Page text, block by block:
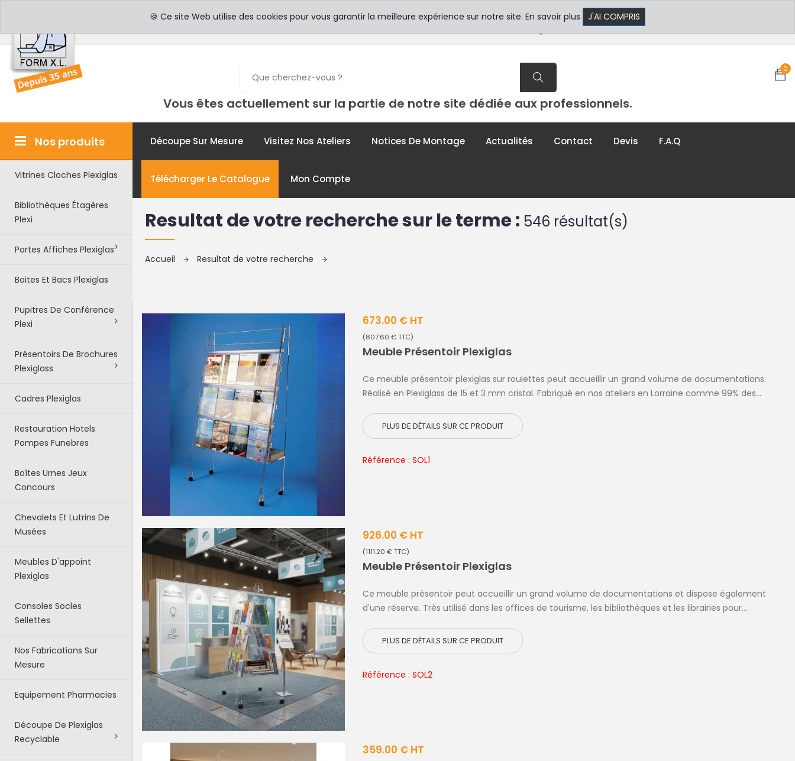
PROFESSIONNELS PARTICULIERS 8h00 - 17h30
+33 3 29 80 78 32
contact@formxl.com
Vous êtes actuellement sur la partie de notre site dédiée aux professionnels.
0
Nos produits
Vitrines Cloches Plexiglas
Bibliothèques Étagères
Plexi
Portes Affiches Plexiglas
Boites Et Bacs Plexiglas
Pupitres De Conférence
Plexi
Présentoirs De Brochures
Plexiglass
Cadres Plexiglas
Restauration Hotels
Pompes Funebres
Boîtes Urnes Jeux
Concours
Chevalets Et Lutrins De
Musées
Meubles D'appoint
Plexiglas
Consoles Socles
Sellettes
Nos Fabrications Sur
Mesure
Equipement Pharmacies
Découpe De Plexiglas
Recyclable
Découpe Sur Mesure Visitez Nos Ateliers Notices De Montage Actualités Contact Devis F.A.Q
Télécharger Le Catalogue Mon Compte
Resultat de votre recherche sur le terme : 546 résultat(s)
Accueil Resultat de votre recherche
673.00 € HT
(807.60 € TTC)
Meuble Présentoir Plexiglas
Ce meuble présentoir plexiglas sur roulettes peut accueillir un grand volume de documentations.
Réalisé en Plexiglass de 15 et 3 mm cristal. Fabriqué en nos ateliers en Lorraine comme 99% des...
PLUS DE DÉTAILS SUR CE PRODUIT
Référence : SOL1
926.00 € HT
(1111.20 € TTC)
Meuble Présentoir Plexiglas
Ce meuble présentoir peut accueillir un grand volume de documentations et dispose également
d'une réserve. Très utilisé dans les offices de tourisme, les bibliothèques et les librairies pour...
PLUS DE DÉTAILS SUR CE PRODUIT
Référence : SOL2
359.00 € HT
🍪 Ce site Web utilise des cookies pour vous garantir la meilleure expérience sur notre site. En savoir plus J'AI COMPRIS